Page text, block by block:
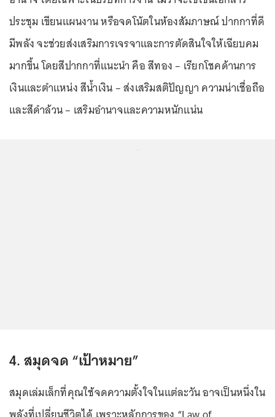
ประชุม เขียนแผนงาน หรือจดโน้ตในห้องสัมภาษณ์ ปากกาที่ดี
มีพลัง จะช่วยส่งเสริมการเจรจาและการตัดสินใจให้เฉียบคม
มากขึ้น โดยสีปากกาที่แนะนำ คือ สีทอง – เรียกโชคด้านการ
เงินและตำแหน่ง สีน้ำเงิน – ส่งเสริมสติปัญญา ความน่าเชื่อถือ
และสีดำล้วน – เสริมอำนาจและความหนักแน่น
4. สมุดจด “เป้าหมาย”
สมุดเล่มเล็กที่คุณใช้จดความตั้งใจในแต่ละวัน อาจเป็นหนึ่งใน